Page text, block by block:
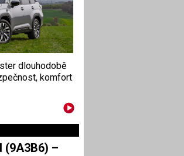
dlouhodobě
komfort
(9A3B6) –